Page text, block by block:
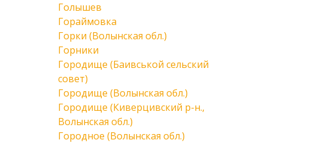
Голышев
Гораймовка
Горки (Волынская обл.)
Горники
Городище (Баивськой сельский
совет)
Городище (Волынская обл.)
Городище (Киверцивский р-н.,
Волынская обл.)
Городное (Волынская обл.)